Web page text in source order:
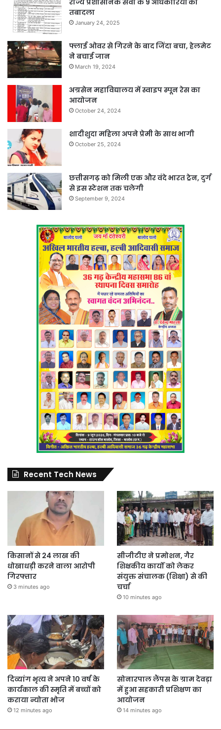
राज्य प्रशासनिक सेवा के 9 अधिकारियों का
तबादला
January 24, 2025
फ्लाई ओवर से गिरने के बाद जिंदा बचा, हेलमेट
ने बचाई जान
March 19, 2024
अग्रसेन महाविद्यालय में स्वाइप स्पून रेस का
आयोजन
October 24, 2024
शादीशुदा महिला अपने प्रेमी के साथ भागी
October 25, 2024
छत्तीसगढ़ को मिली एक और वंदे भारत ट्रेन, दुर्ग
से इस स्टेशन तक चलेगी
September 9, 2024
Recent Tech News
किसानों से 24 लाख की
धोखाधड़ी करने वाला आरोपी
गिरफ्तार
3 minutes ago
सीजीटीए ने प्रमोशन, गैर
शिक्षकीय कार्यों को लेकर
संयुक्त संचालक (शिक्षा) से की
चर्चा
10 minutes ago
दिव्यांग भृत्य ने अपने 10 वर्ष के
कार्यकाल की स्मृति में बच्चों को
कराया न्योता भोज
12 minutes ago
सोनारपाल लैंपस के ग्राम देवड़ा
में हुआ सहकारी प्रशिक्षण का
आयोजन
14 minutes ago